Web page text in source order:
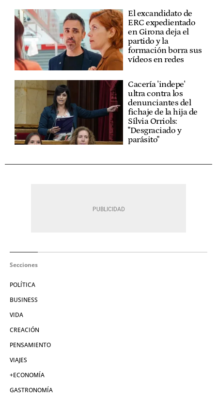
El excandidato de
ERC expedientado
en Girona deja el
partido y la
formación borra sus
vídeos en redes
Cacería 'indepe'
ultra contra los
denunciantes del
fichaje de la hija de
Sílvia Orriols:
"Desgraciado y
parásito"
Secciones
POLÍTICA
BUSINESS
VIDA
CREACIÓN
PENSAMIENTO
VIAJES
+ECONOMÍA
GASTRONOMÍA